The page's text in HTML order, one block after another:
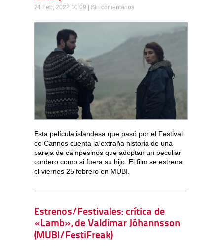
24 Feb, 2022 10:09 | Sin comentarios
Esta película islandesa que pasó por el Festival
de Cannes cuenta la extraña historia de una
pareja de campesinos que adoptan un peculiar
cordero como si fuera su hijo. El film se estrena
el viernes 25 febrero en MUBI.
Estrenos/Festivales: crítica de
«Lamb», de Valdimar Jóhannsson
(MUBI/FestiFreak)